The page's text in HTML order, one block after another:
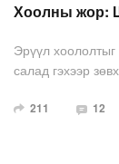
Хоолны жор:
Эрүүл
салад гэхээр
ашиглаад,
211 12